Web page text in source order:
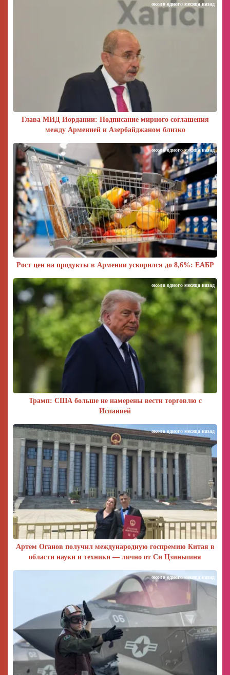
Глава МИД Иордании: Подписание мирного соглашения
между Арменией и Азербайджаном близко
около одного месяца назад
Рост цен на продукты в Армении ускорился до 8,6%: ЕАБР
около одного месяца назад
Трамп: США больше не намерены вести торговлю с
Испанией
около одного месяца назад
Артем Оганов получил международную госпремию Китая в
области науки и техники — лично от Си Цзиньпиня
около одного месяца назад
около одного месяца назад